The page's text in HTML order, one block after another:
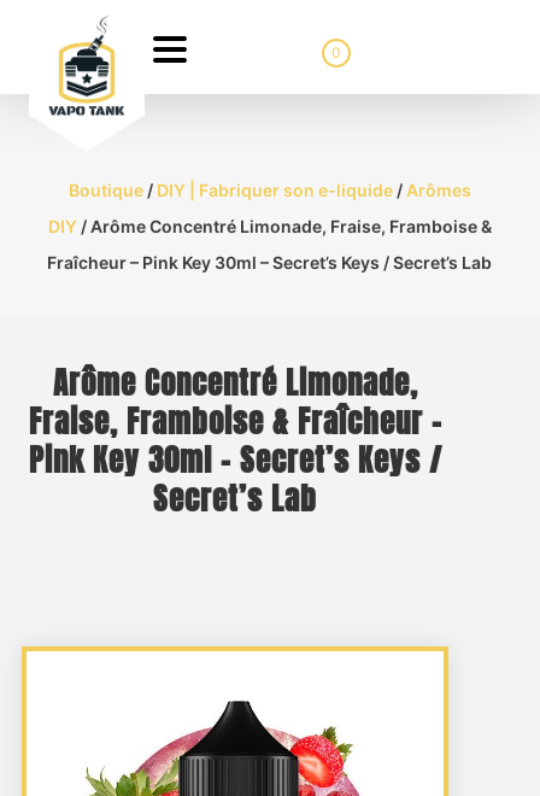
0
Boutique/ DIY | Fabriquer son e-liquide/ Arômes
DIY/ Arôme Concentré Limonade, Fraise, Framboise &
Fraîcheur – Pink Key 30ml – Secret’s Keys / Secret’s Lab
Arôme Concentré Limonade,
Fraise, Framboise & Fraîcheur –
Pink Key 30ml – Secret’s Keys /
Secret’s Lab